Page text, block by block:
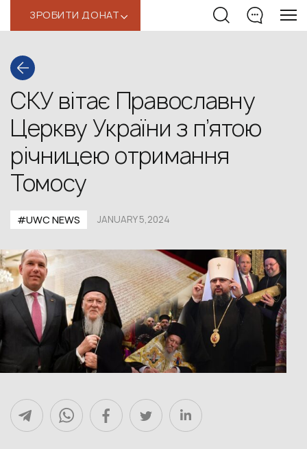
ЗРОБИТИ ДОНАТ‹
СКУ вітає Православну
Церкву України з п’ятою
річницею отримання
Томосу
#UWС NEWS JANUARY 5,2024